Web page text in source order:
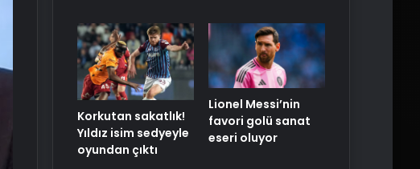
Korkutan sakatlık!
Yıldız isim sedyeyle
oyundan çıktı
Lionel Messi’nin
favori golü sanat
eseri oluyor